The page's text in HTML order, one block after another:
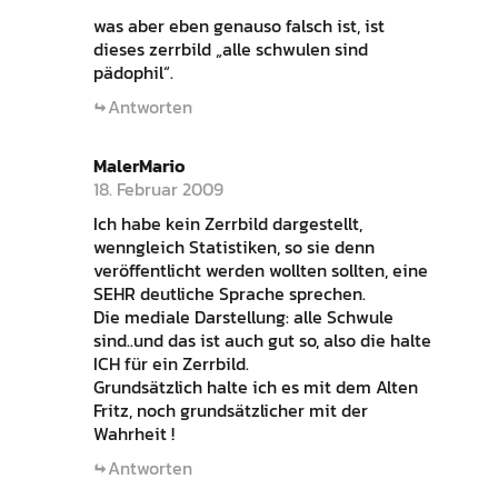
was aber eben genauso falsch ist, ist
dieses zerrbild „alle schwulen sind
pädophil“.
Antworten
MalerMario
18. Februar 2009
Ich habe kein Zerrbild dargestellt,
wenngleich Statistiken, so sie denn
veröffentlicht werden wollten sollten, eine
SEHR deutliche Sprache sprechen.
Die mediale Darstellung: alle Schwule
sind..und das ist auch gut so, also die halte
ICH für ein Zerrbild.
Grundsätzlich halte ich es mit dem Alten
Fritz, noch grundsätzlicher mit der
Wahrheit !
Antworten